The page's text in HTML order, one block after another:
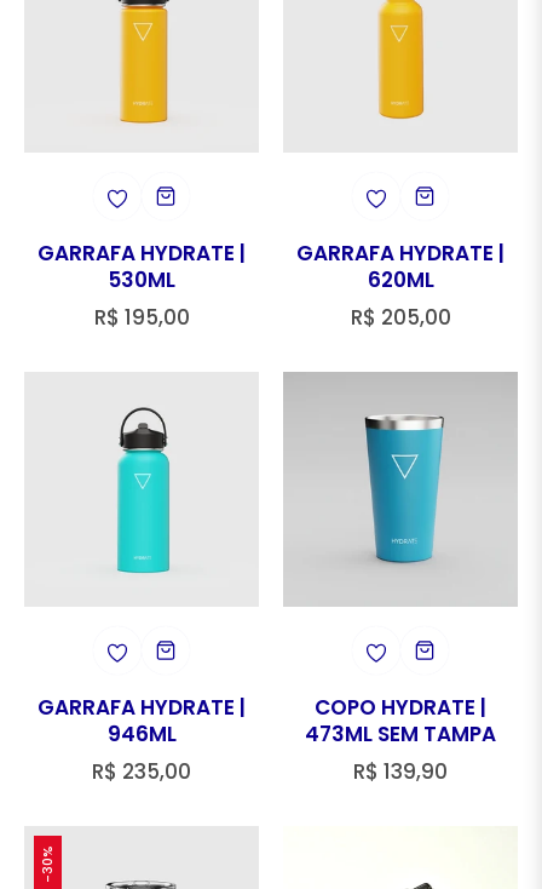
GARRAFA HYDRATE |
530ML
Preço
R$ 195,00
GARRAFA HYDRATE |
620ML
Preço
R$ 205,00
GARRAFA HYDRATE |
946ML
Preço
R$ 235,00
COPO HYDRATE |
473ML SEM TAMPA
Preço
R$ 139,90
-30%